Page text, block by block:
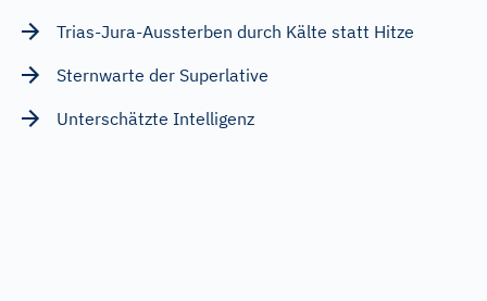
Trias-Jura-Aussterben durch Kälte statt Hitze
Sternwarte der Superlative
Unterschätzte Intelligenz